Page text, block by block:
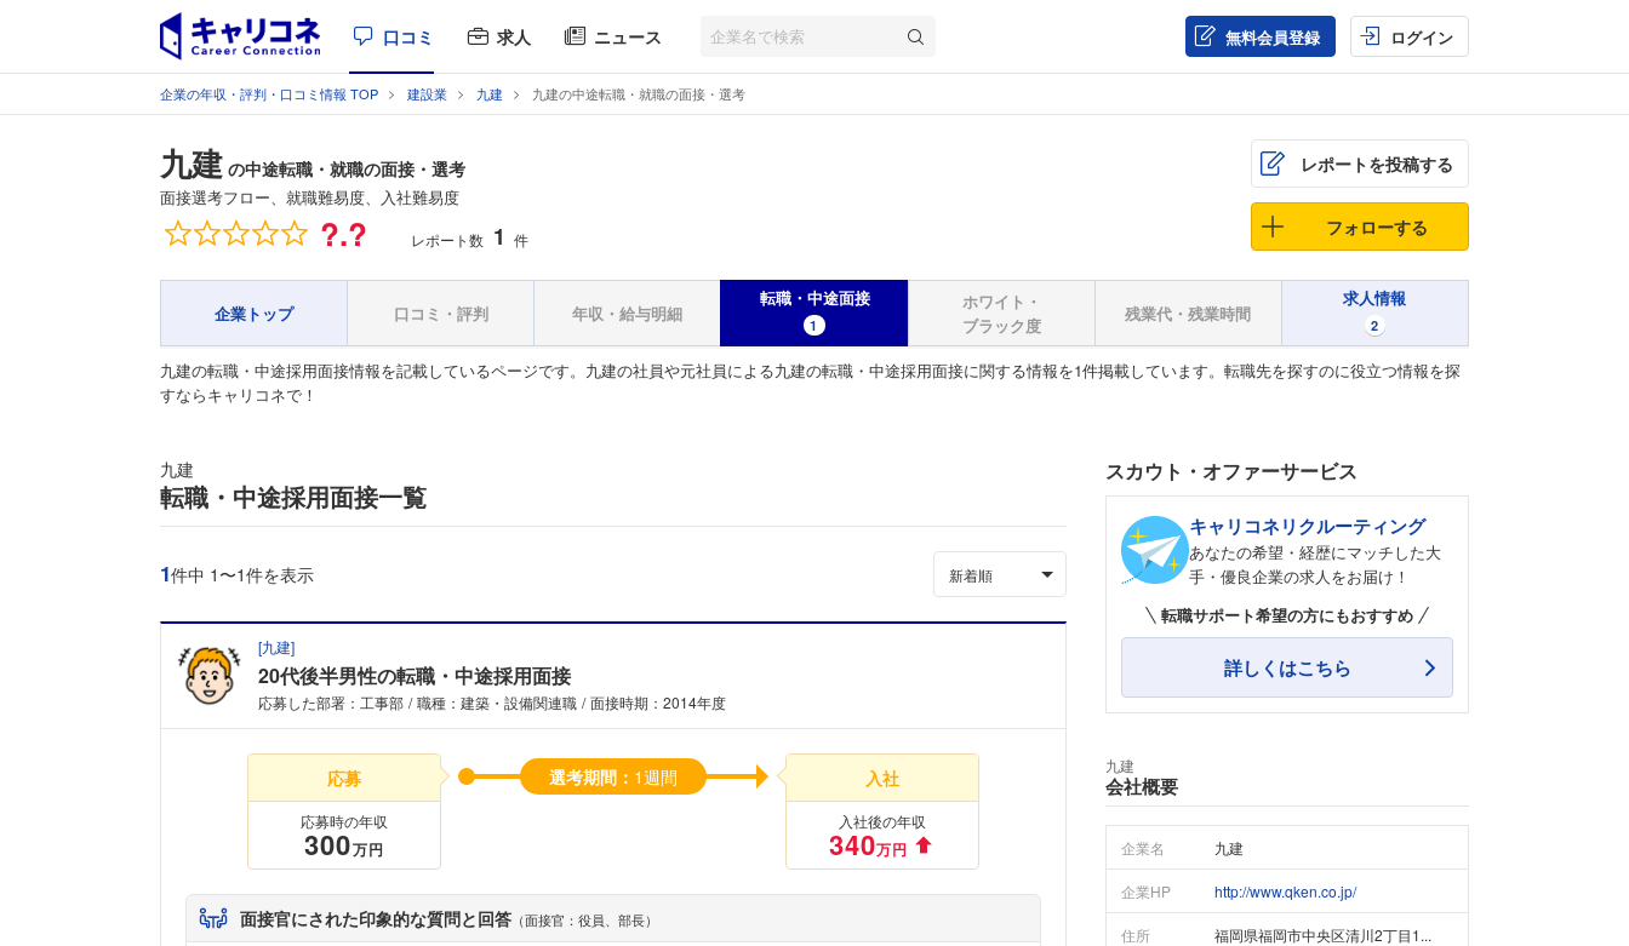
口コミ 求人 ニュース 無料会員登録 ログイン
企業の年収・評判・口コミ情報 TOP 建設業 九建 九建の中途転職・就職の面接・選考
九建 の中途転職・就職の面接・選考
面接選考フロー、就職難易度、入社難易度
総合評価 ?.? レポート数 1 件
レポートを投稿する
フォローする
企業トップ 口コミ・評判 年収・給与明細
転職・中途面接
1
ホワイト・
ブラック度
残業代・残業時間
求人情報
2
九建の転職・中途採用面接情報を記載しているページです。九建の社員や元社員による九建の転職・中途採用面接に関する情報を1件掲載しています。転職先を探すのに役立つ情報を探
すならキャリコネで！
九建
転職・中途採用面接一覧
1件中 1〜1件を表示 新着順
[九建]
20代後半男性の転職・中途採用面接
応募した部署：工事部 職種：建築・設備関連職 面接時期：2014年度
選考期間： 1週間
応募
応募時の年収
300万円
入社
入社後の年収
340万円
面接官にされた印象的な質問と回答 （面接官：役員、部長）
スカウト・オファーサービス
キャリコネリクルーティング
あなたの希望・経歴にマッチした大
手・優良企業の求人をお届け！
転職サポート希望の方にもおすすめ
詳しくはこちら
九建
会社概要
企業名 九建
企業HP http://www.qken.co.jp/
住所 福岡県福岡市中央区清川2丁目1...